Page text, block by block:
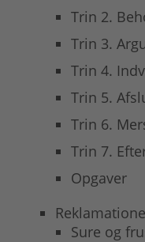
Trin 2.
Trin 3.
Trin 4.
Trin 5.
Trin 6.
Trin 7.
Opgaver
Sure og